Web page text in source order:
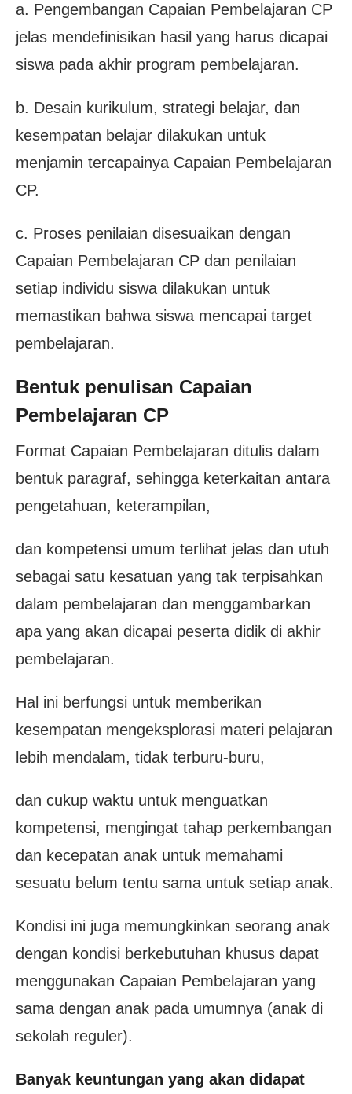
a. Pengembangan Capaian Pembelajaran CP
jelas mendefinisikan hasil yang harus dicapai
siswa pada akhir program pembelajaran.
b. Desain kurikulum, strategi belajar, dan
kesempatan belajar dilakukan untuk
menjamin tercapainya Capaian Pembelajaran
CP.
c. Proses penilaian disesuaikan dengan
Capaian Pembelajaran CP dan penilaian
setiap individu siswa dilakukan untuk
memastikan bahwa siswa mencapai target
pembelajaran.
Bentuk penulisan Capaian
Pembelajaran CP
Format Capaian Pembelajaran ditulis dalam
bentuk paragraf, sehingga keterkaitan antara
pengetahuan, keterampilan,
dan kompetensi umum terlihat jelas dan utuh
sebagai satu kesatuan yang tak terpisahkan
dalam pembelajaran dan menggambarkan
apa yang akan dicapai peserta didik di akhir
pembelajaran.
Hal ini berfungsi untuk memberikan
kesempatan mengeksplorasi materi pelajaran
lebih mendalam, tidak terburu-buru,
dan cukup waktu untuk menguatkan
kompetensi, mengingat tahap perkembangan
dan kecepatan anak untuk memahami
sesuatu belum tentu sama untuk setiap anak.
Kondisi ini juga memungkinkan seorang anak
dengan kondisi berkebutuhan khusus dapat
menggunakan Capaian Pembelajaran yang
sama dengan anak pada umumnya (anak di
sekolah reguler).
Banyak keuntungan yang akan didapat